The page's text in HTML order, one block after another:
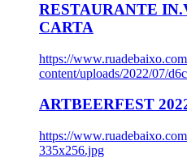
RESTAURANTE
CARTA
https://
content/uploads/2022/07/
ARTBEERFEST
https://
335x256.jpg